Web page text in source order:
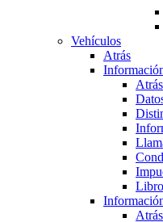
Vehículos
Atrás
Atrás
Atrás